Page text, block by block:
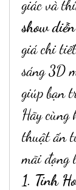
giác và
show
giá chi
sáng 3D
giúp bạn
Hãy cùng
thuật ấn
mãi đọng
1. Tinh